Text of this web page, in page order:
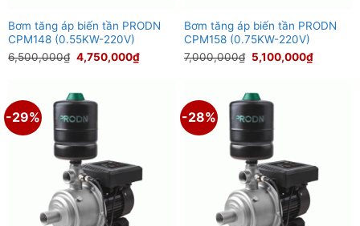
Bơm tăng áp biến tần PRODN
CPM148 (0.55KW-220V)
6,500,000₫ Giá
gốc
4,750,000₫Giá
4,750,000₫.
Bơm tăng áp biến tần PRODN
CPM158 (0.75KW-220V)
7,000,000₫ Giá
gốc
5,100,000₫Giá
-29% -28%